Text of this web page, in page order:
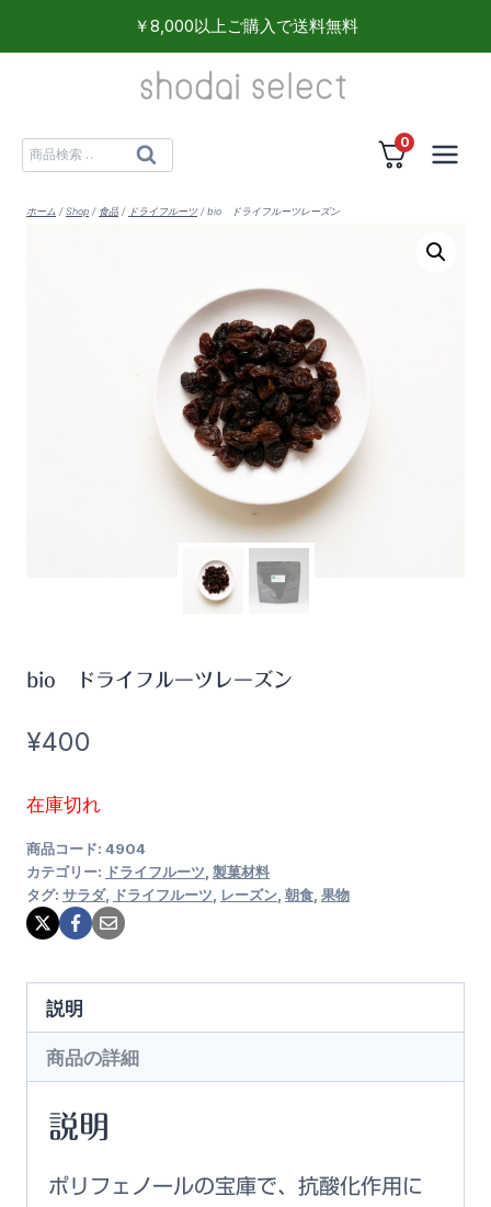
容
￥8,000以上ご購入で送料無料
検
対
検
0
ホーム / Shop / 食品 / ドライフルーツ / bio ドライフルーツレーズン
bio ドライフルーツレーズン
¥400
在庫切れ
商品コード: 4904
カテゴリー: ドライフルーツ, 製菓材料
タグ: サラダ, ドライフルーツ, レーズン, 朝食, 果物
説明
商品の詳細
説明
ポリフェノールの宝庫で、抗酸化作用に